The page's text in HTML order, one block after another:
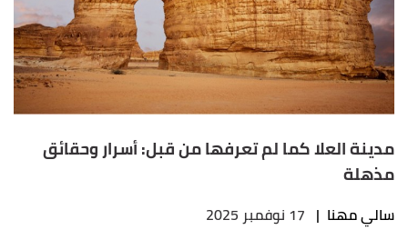
مدينة العلا كما لم تعرفها من قبل: أسرار وحقائق
مذهلة
سالي مهنا | 17 نوفمبر 2025